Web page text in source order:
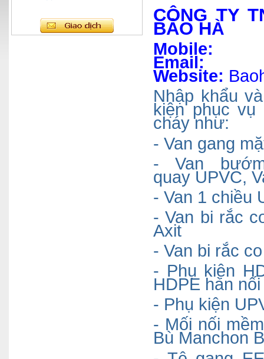
CÔNG TY
BẢO HÀ
Website:
Nhập khẩu
kiện phục
cháy như:
- Van gang
- Van
quay UPVC,
- Van 1 chiều
- Van bi rắc
Axit
- Van bi rắc
- Phụ kiện
HDPE hàn
- Phụ kiện
- Mối nối
Bù Manchon